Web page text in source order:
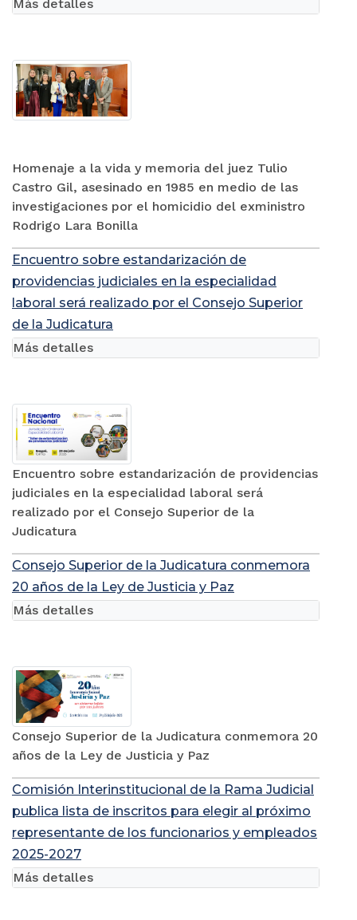
Homenaje a la vida y memoria del juez Tulio
Castro Gil, asesinado en 1985 en medio de las
investigaciones por el homicidio del exministro
Rodrigo Lara Bonilla
Más detalles
Encuentro sobre estandarización de
providencias judiciales en la especialidad
laboral será realizado por el Consejo Superior
de la Judicatura
Encuentro sobre estandarización de providencias
judiciales en la especialidad laboral será
realizado por el Consejo Superior de la
Judicatura
Más detalles
Consejo Superior de la Judicatura conmemora
20 años de la Ley de Justicia y Paz
Consejo Superior de la Judicatura conmemora 20
años de la Ley de Justicia y Paz
Más detalles
Comisión Interinstitucional de la Rama Judicial
publica lista de inscritos para elegir al próximo
representante de los funcionarios y empleados
2025-2027
Más detalles